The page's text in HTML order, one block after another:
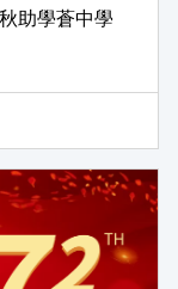
助學蒼中學